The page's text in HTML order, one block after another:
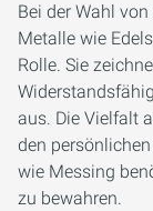
Bei der Wahl
Metalle wie
Rolle. Sie
aus. Die Vielfalt
den
wie Messing
zu bewahren.